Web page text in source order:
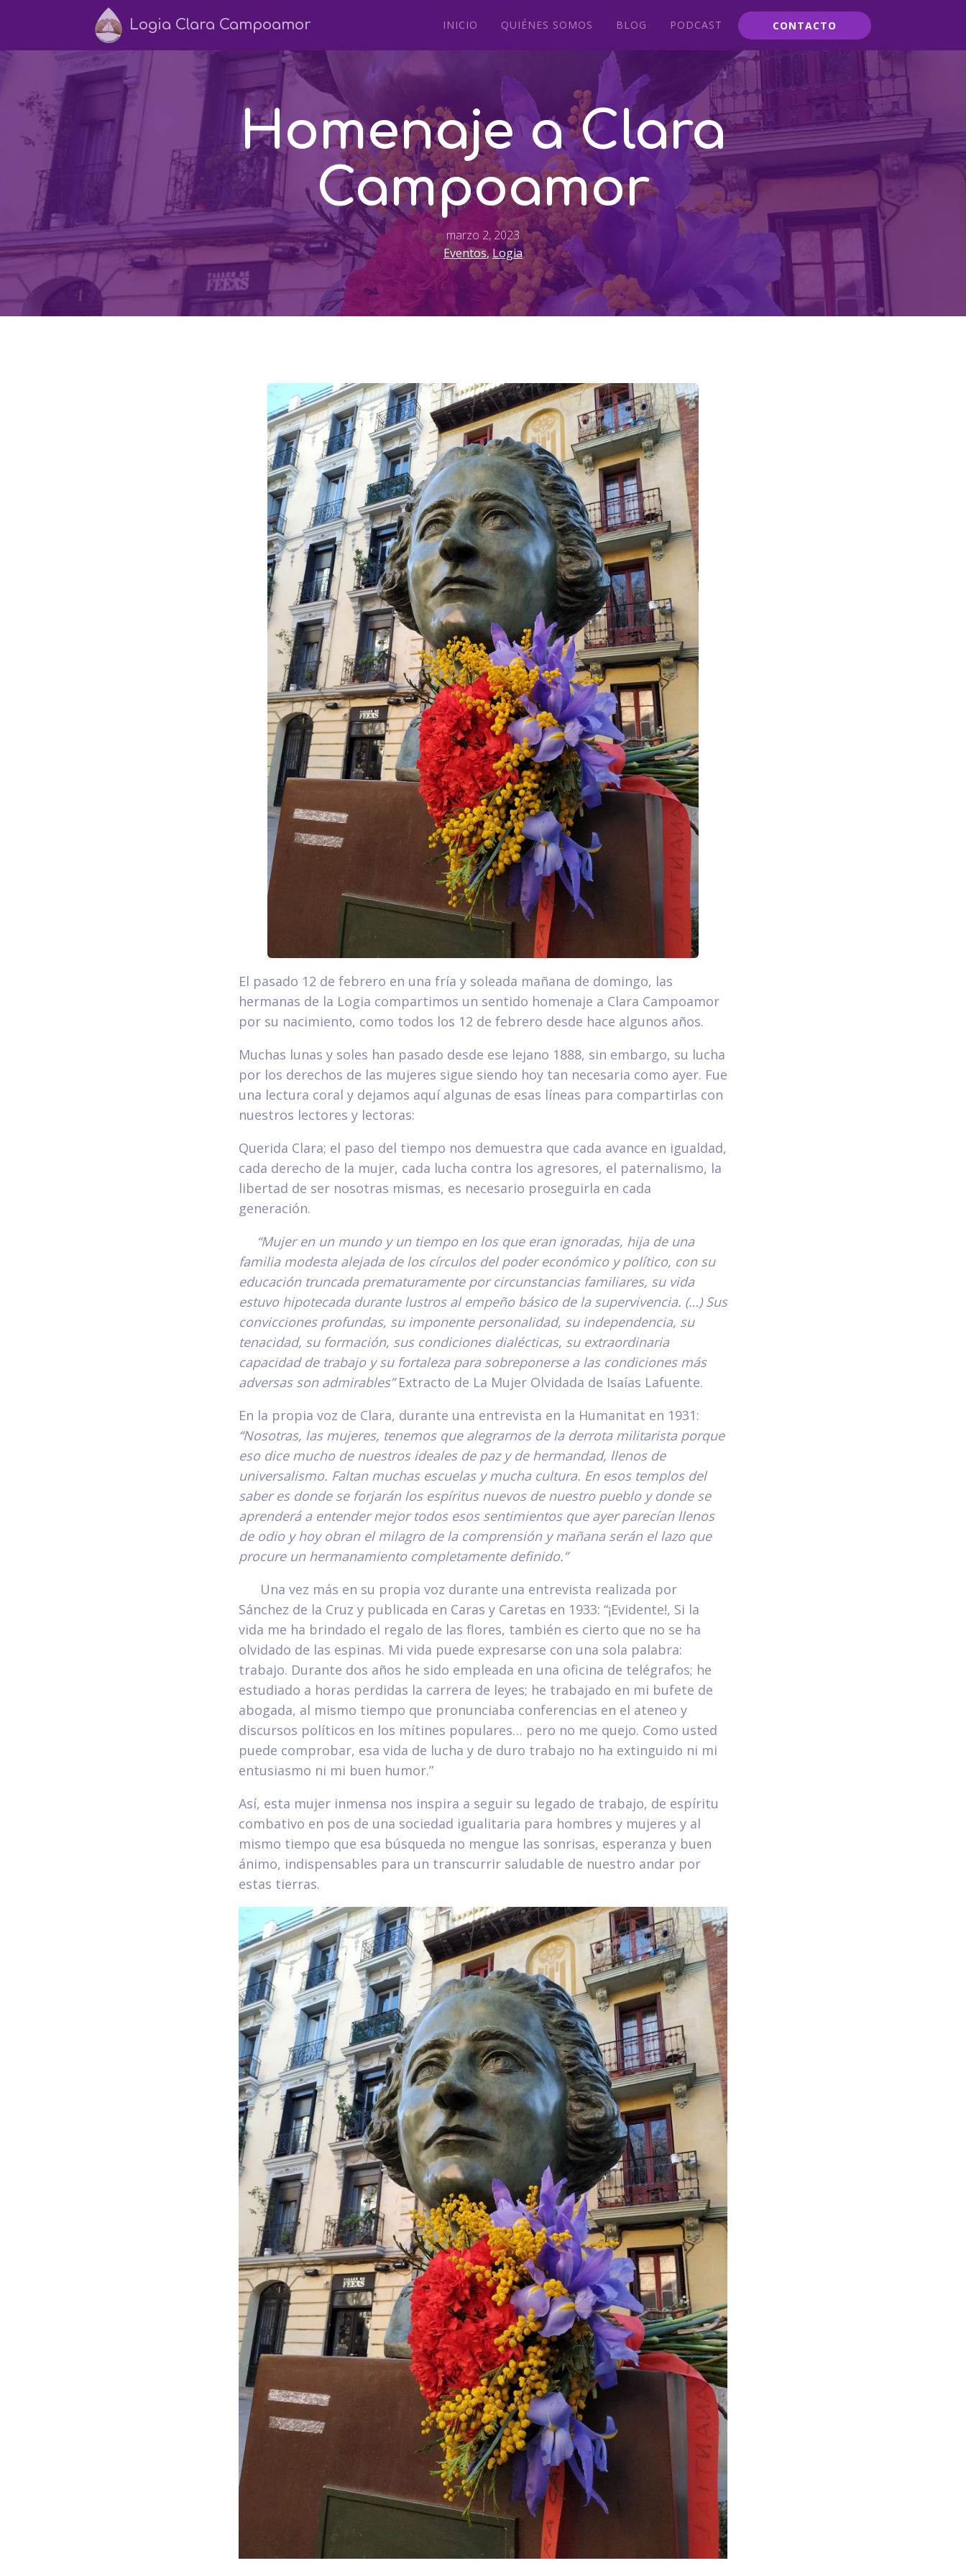
Logia Clara Campoamor INICIO QUIÉNES SOMOS BLOG PODCAST CONTACTO
Homenaje a Clara
Campoamor
marzo 2, 2023
Eventos,Logia
El pasado 12 de febrero en una fría y soleada mañana de domingo, las
hermanas de la Logia compartimos un sentido homenaje a Clara Campoamor
por su nacimiento, como todos los 12 de febrero desde hace algunos años.
Muchas lunas y soles han pasado desde ese lejano 1888, sin embargo, su lucha
por los derechos de las mujeres sigue siendo hoy tan necesaria como ayer. Fue
una lectura coral y dejamos aquí algunas de esas líneas para compartirlas con
nuestros lectores y lectoras:
Querida Clara; el paso del tiempo nos demuestra que cada avance en igualdad,
cada derecho de la mujer, cada lucha contra los agresores, el paternalismo, la
libertad de ser nosotras mismas, es necesario proseguirla en cada
generación.
“Mujer en un mundo y un tiempo en los que eran ignoradas, hija de una
familia modesta alejada de los círculos del poder económico y político, con su
educación truncada prematuramente por circunstancias familiares, su vida
estuvo hipotecada durante lustros al empeño básico de la supervivencia. (…) Sus
convicciones profundas, su imponente personalidad, su independencia, su
tenacidad, su formación, sus condiciones dialécticas, su extraordinaria
capacidad de trabajo y su fortaleza para sobreponerse a las condiciones más
adversas son admirables”Extracto de La Mujer Olvidada de Isaías Lafuente.
En la propia voz de Clara, durante una entrevista en la Humanitat en 1931:
“Nosotras, las mujeres, tenemos que alegrarnos de la derrota militarista porque
eso dice mucho de nuestros ideales de paz y de hermandad, llenos de
universalismo. Faltan muchas escuelas y mucha cultura. En esos templos del
saber es donde se forjarán los espíritus nuevos de nuestro pueblo y donde se
aprenderá a entender mejor todos esos sentimientos que ayer parecían llenos
de odio y hoy obran el milagro de la comprensión y mañana serán el lazo que
procure un hermanamiento completamente definido.”
Una vez más en su propia voz durante una entrevista realizada por
Sánchez de la Cruz y publicada en Caras y Caretas en 1933: “¡Evidente!, Si la
vida me ha brindado el regalo de las flores, también es cierto que no se ha
olvidado de las espinas. Mi vida puede expresarse con una sola palabra:
trabajo. Durante dos años he sido empleada en una oficina de telégrafos; he
estudiado a horas perdidas la carrera de leyes; he trabajado en mi bufete de
abogada, al mismo tiempo que pronunciaba conferencias en el ateneo y
discursos políticos en los mítines populares… pero no me quejo. Como usted
puede comprobar, esa vida de lucha y de duro trabajo no ha extinguido ni mi
entusiasmo ni mi buen humor.”
Así, esta mujer inmensa nos inspira a seguir su legado de trabajo, de espíritu
combativo en pos de una sociedad igualitaria para hombres y mujeres y al
mismo tiempo que esa búsqueda no mengue las sonrisas, esperanza y buen
ánimo, indispensables para un transcurrir saludable de nuestro andar por
estas tierras.